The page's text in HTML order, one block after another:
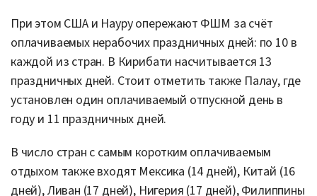
При этом США и Науру опережают ФШМ за счёт
оплачиваемых нерабочих праздничных дней: по 10 в
каждой из стран. В Кирибати насчитывается 13
праздничных дней. Стоит отметить также Палау, где
установлен один оплачиваемый отпускной день в
году и 11 праздничных дней.
В число стран с самым коротким оплачиваемым
отдыхом также входят Мексика (14 дней), Китай (16
дней), Ливан (17 дней), Нигерия (17 дней), Филиппины